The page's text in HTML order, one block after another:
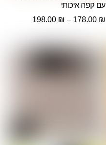
עם קפה איכותי
178.00 ₪
–
198.00 ₪